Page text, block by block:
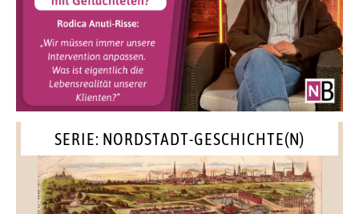
SERIE: NORDSTADT-GESCHICHTE(N)